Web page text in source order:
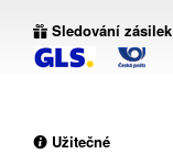
Sledování zásilek
Užitečné